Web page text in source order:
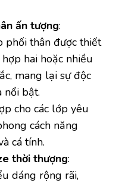
ấn tượng:
phối thân được thiết
hai hoặc nhiều
mang lại sự độc
nổi bật.
cho các lớp yêu
cách năng
cá tính.
thời thượng:
dáng rộng rãi,